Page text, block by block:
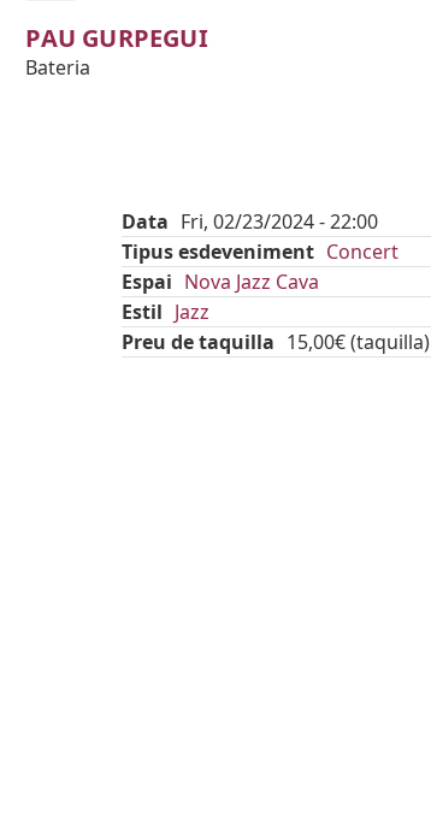
PAU GURPEGUI
Bateria
Data Fri, 02/23/2024 - 22:00
Tipus esdeveniment Concert
Espai Nova Jazz Cava
Estil Jazz
Preu de taquilla 15,00€ (taquilla)